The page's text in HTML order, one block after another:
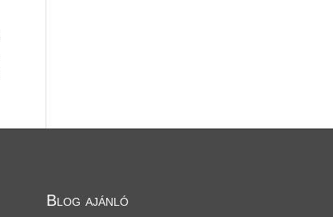
Blog ajánló